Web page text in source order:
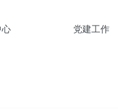
心 党建工作